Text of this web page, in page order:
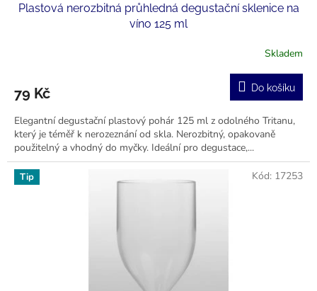
Plastová nerozbitná průhledná degustační sklenice na
víno 125 ml
Skladem
79 Kč Do košíku
Elegantní degustační plastový pohár 125 ml z odolného Tritanu,
který je téměř k nerozeznání od skla. Nerozbitný, opakovaně
použitelný a vhodný do myčky. Ideální pro degustace,...
Tip Kód: 17253